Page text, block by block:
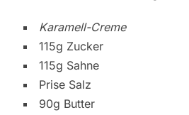
Karamell-Creme
115g Zucker
115g Sahne
Prise Salz
90g Butter